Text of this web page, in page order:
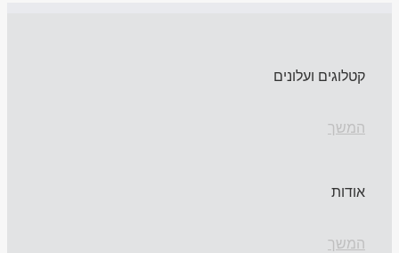
קטלוגים ועלונים
המשך
אודות
המשך